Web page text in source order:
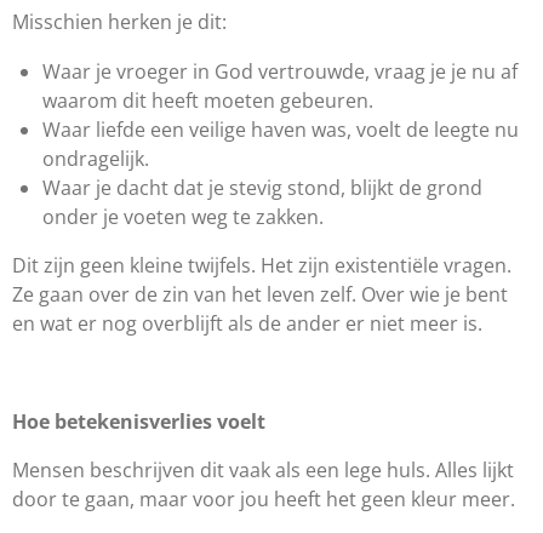
Misschien herken je dit:
Waar je vroeger in God vertrouwde, vraag je je nu af
waarom dit heeft moeten gebeuren.
Waar liefde een veilige haven was, voelt de leegte nu
ondragelijk.
Waar je dacht dat je stevig stond, blijkt de grond
onder je voeten weg te zakken.
Dit zijn geen kleine twijfels. Het zijn existentiële vragen.
Ze gaan over de zin van het leven zelf. Over wie je bent
en wat er nog overblijft als de ander er niet meer is.
Hoe betekenisverlies voelt
Mensen beschrijven dit vaak als een lege huls. Alles lijkt
door te gaan, maar voor jou heeft het geen kleur meer.